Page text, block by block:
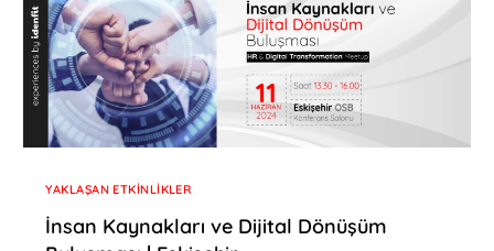
YAKLAŞAN ETKINLIKLER
İnsan Kaynakları ve Dijital Dönüşüm